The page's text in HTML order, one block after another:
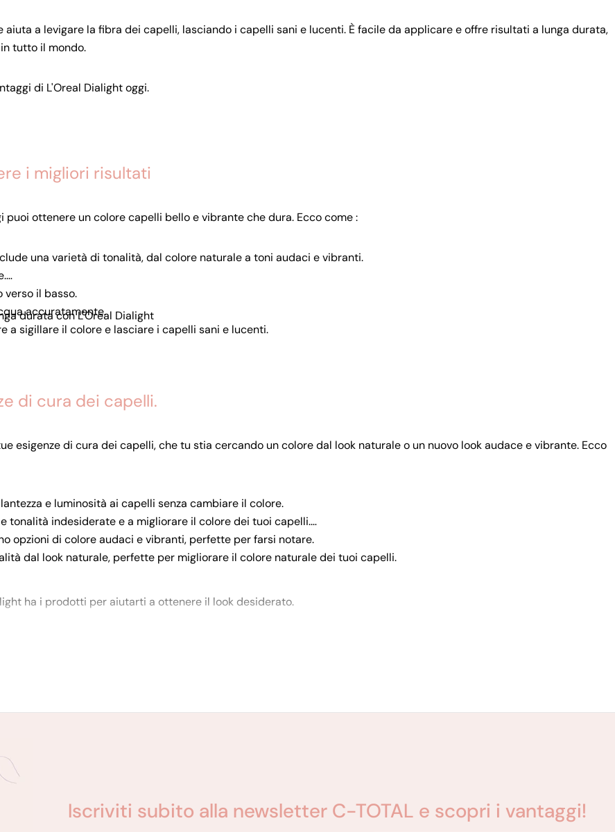
a levigare la fibra dei capelli, lasciando i capelli sani e lucenti. È facile da applicare e offre risultati a lunga durata,
tutto il mondo.
di L'Oreal Dialight oggi.
i migliori risultati
ottenere un colore capelli bello e vibrante che dura. Ecco come :
una varietà di tonalità, dal colore naturale a toni audaci e vibranti.
il basso.
accuratamente.
sigillare il colore e lasciare i capelli sani e lucenti.
durata con L'Oreal Dialight
di cura dei capelli.
esigenze di cura dei capelli, che tu stia cercando un colore dal look naturale o un nuovo look audace e vibrante. Ecco
e luminosità ai capelli senza cambiare il colore.
tonalità indesiderate e a migliorare il colore dei tuoi capelli.
opzioni di colore audaci e vibranti, perfette per farsi notare.
dal look naturale, perfette per migliorare il colore naturale dei tuoi capelli.
ha i prodotti per aiutarti a ottenere il look desiderato.
Iscriviti subito alla newsletter C-TOTAL e scopri i vantaggi!